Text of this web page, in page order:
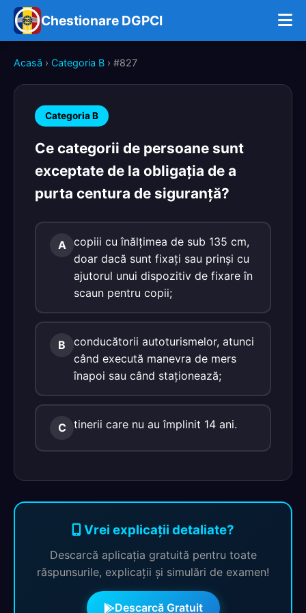
Chestionare DGPCI
Acasă › Categoria B › #827
Categoria B
Ce categorii de persoane sunt
exceptate de la obligaţia de a
purta centura de siguranţă?
A copiii cu înălțimea de sub 135 cm,
doar dacă sunt fixați sau prinși cu
ajutorul unui dispozitiv de fixare în
scaun pentru copii;
B
conducătorii autoturismelor, atunci
când execută manevra de mers
înapoi sau când staţionează;
C tinerii care nu au împlinit 14 ani.
Vrei explicații detaliate?
Descarcă aplicația gratuită pentru toate
răspunsurile, explicații și simulări de examen!
Descarcă Gratuit